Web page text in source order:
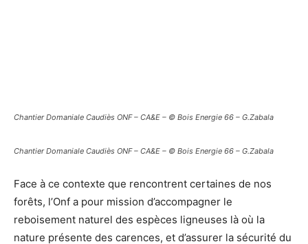
Chantier Domaniale Caudiès ONF – CA&E – © Bois Energie 66 – G.Zabala
Chantier Domaniale Caudiès ONF – CA&E – © Bois Energie 66 – G.Zabala
Face à ce contexte que rencontrent certaines de nos
forêts, l’Onf a pour mission d’accompagner le
reboisement naturel des espèces ligneuses là où la
nature présente des carences, et d’assurer la sécurité du